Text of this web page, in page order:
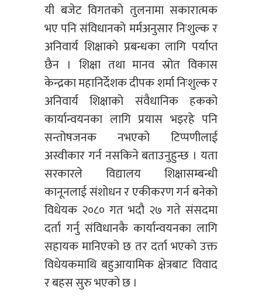
यी बजेट विगतको तुलनामा सकारात्मक
भए पनि संविधानको मर्मअनुसार निःशुल्क र
अनिवार्य शिक्षाको प्रबन्धका लागि पर्याप्त
छैन । शिक्षा तथा मानव स्रोत विकास
केन्द्रका महानिर्देशक दीपक शर्मा निःशुल्क र
अनिवार्य शिक्षाको संवैधानिक हकको
कार्यान्वयनका लागि प्रयास भइरहे पनि
सन्तोषजनक नभएको टिप्पणीलाई
अस्वीकार गर्न नसकिने बताउनुहुन्छ । यता
सरकारले विद्यालय शिक्षासम्बन्धी
कानूनलाई संशोधन र एकीकरण गर्न बनेको
विधेयक २०८० गत भदौ २७ गते संसदमा
दर्ता गर्नु संविधानकै कार्यान्वयनका लागि
सहायक मानिएको छ तर दर्ता भएको उक्त
विधेयकमाथि बहुआयामिक क्षेत्रबाट विवाद
र बहस सुरु भएको छ ।